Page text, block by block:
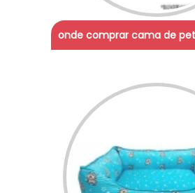
onde comprar cama de